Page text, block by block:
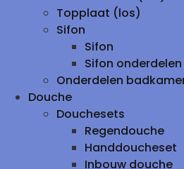
Topplaat (los)
Sifon
Sifon
Sifon onderdelen
Onderdelen
Douche
Douchesets
Regendouche
Handdoucheset
Inbouw douche